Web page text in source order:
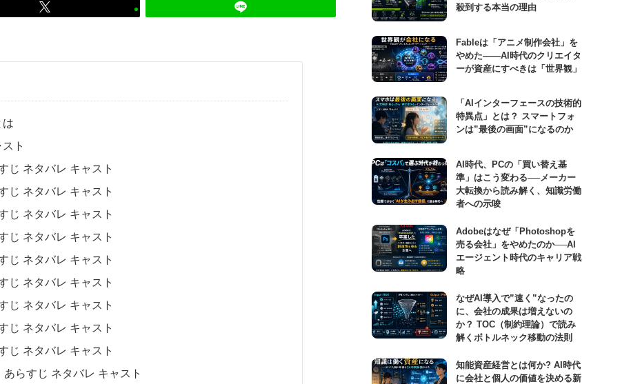
は
ト
じ ネタバレ キャスト
じ ネタバレ キャスト
じ ネタバレ キャスト
じ ネタバレ キャスト
じ ネタバレ キャスト
じ ネタバレ キャスト
じ ネタバレ キャスト
じ ネタバレ キャスト
じ ネタバレ キャスト
らすじ ネタバレ キャスト
殺到する本当の理由
Fableは「アニメ制作会社」を
やめた――AI時代のクリエイタ
ーが資産にすべきは「世界観」
「AIインターフェースの技術的
特異点」とは？ スマートフォ
ンは”最後の画面”になるのか
AI時代、PCの「買い替え基
準」はこう変わる──メーカー
大転換から読み解く、知識労働
者への示唆
Adobeはなぜ「Photoshopを
売る会社」をやめたのか──AI
エージェント時代のキャリア戦
略
なぜAI導入で”速く”なったの
に、会社の成果は増えないの
か？ TOC（制約理論）で読み
解くボトルネック移動の法則
知能資産経営とは何か? AI時代
に会社と個人の価値を決める新